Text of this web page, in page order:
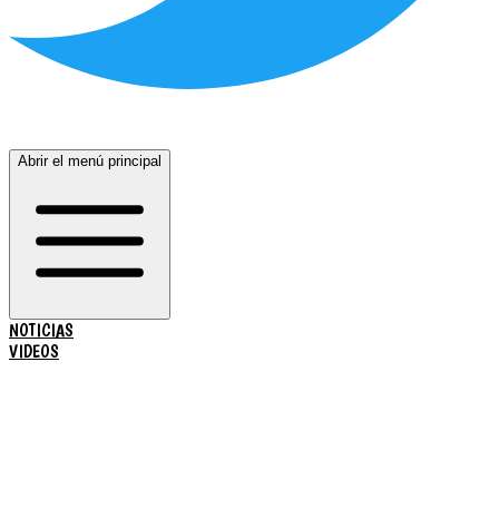
Abrir el menú principal
NOTICIAS
VIDEOS